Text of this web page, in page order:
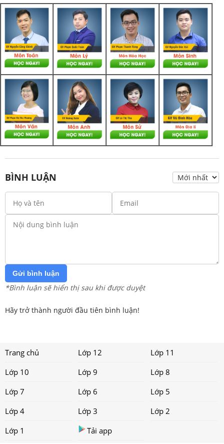
BÌNH LUẬN
Gửi bình luận
*Bình luận sẽ hiển thị sau khi được duyệt
Hãy trở thành người đầu tiên bình luận!
Trang chủ Lớp 12
Lớp 11
Lớp 10
Lớp 9
Lớp 8
Lớp 7
Lớp 6
Lớp 5
Lớp 4
Lớp 3
Lớp 2
Lớp 1
Tải app